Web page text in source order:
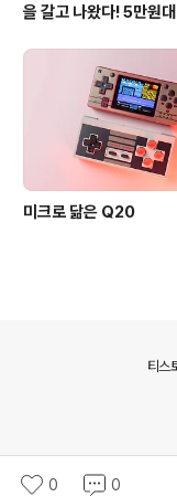
을 갈고 나왔다! 5만원
미크로 닮은 Q20
0 0
티스